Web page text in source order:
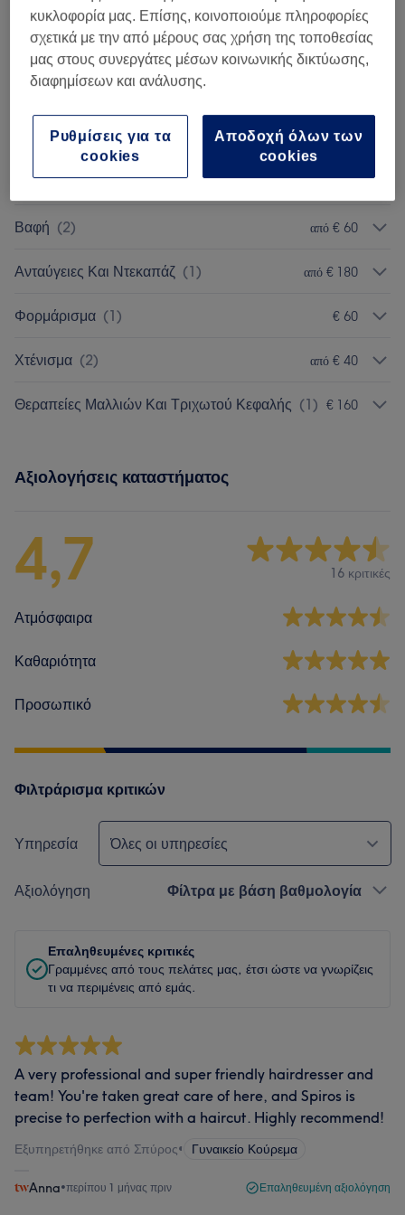
Αναζήτηση υπηρεσιών
Κούρεμα Αντρικό
Κουρέματα (1) € 35
Κούρεμα Παιδικό (1) € 15
Βαφή (2) από € 60
Ανταύγειες Και Ντεκαπάζ (1) από € 180
Φορμάρισμα (1) € 60
Χτένισμα (2) από € 40
Θεραπείες Μαλλιών Και Τριχωτού Κεφαλής (1) € 160
Αξιολογήσεις καταστήματος
4,7 16 κριτικές
Ατμόσφαιρα
Καθαριότητα
Προσωπικό
Φιλτράρισμα κριτικών
Υπηρεσία Όλες οι υπηρεσίες
Αξιολόγηση Φίλτρα με βάση βαθμολογία
Επαληθευμένες κριτικές
Γραμμένες από τους πελάτες μας, έτσι ώστε να γνωρίζεις
τι να περιμένεις από εμάς.
A very professional and super friendly hairdresser and
team! You're taken great care of here, and Spiros is
precise to perfection with a haircut. Highly recommend!
Εξυπηρετήθηκε από Σπύρος• Γυναικείο Κούρεμα
Anna•περίπου 1 μήνας πριν Επαληθευμένη αξιολόγηση
κυκλοφορία μας. Επίσης, κοινοποιούμε πληροφορίες
σχετικά με την από μέρους σας χρήση της τοποθεσίας
μας στους συνεργάτες μέσων κοινωνικής δικτύωσης,
διαφημίσεων και ανάλυσης.
Αποδοχή όλων των
cookies
Ρυθμίσεις για τα
cookies